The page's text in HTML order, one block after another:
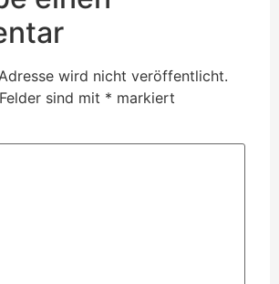
wird nicht veröffentlicht.
sind mit * markiert